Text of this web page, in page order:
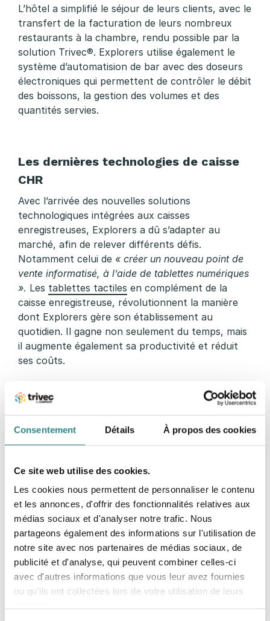
Consentement Détails À propos des cookies
Ce site web utilise des cookies.
Les cookies nous permettent de personnaliser le contenu
et les annonces, d'offrir des fonctionnalités relatives aux
médias sociaux et d'analyser notre trafic. Nous
partageons également des informations sur l'utilisation de
notre site avec nos partenaires de médias sociaux, de
publicité et d'analyse, qui peuvent combiner celles-ci
avec d'autres informations que vous leur avez fournies
ou qu'ils ont collectées lors de votre utilisation de leurs
L’hôtel a simplifié le séjour de leurs clients, avec le
transfert de la facturation de leurs nombreux
restaurants à la chambre, rendu possible par la
solution Trivec®. Explorers utilise également le
système d’automatision de bar avec des doseurs
électroniques qui permettent de contrôler le débit
des boissons, la gestion des volumes et des
quantités servies.
Les dernières technologies de caisse
CHR
Avec l’arrivée des nouvelles solutions
technologiques intégrées aux caisses
enregistreuses, Explorers a dû s’adapter au
marché, afin de relever différents défis.
Notamment celui de « créer un nouveau point de
vente informatisé, à l’aide de tablettes numériques
». Les tablettes tactiles en complément de la
caisse enregistreuse, révolutionnent la manière
dont Explorers gère son établissement au
quotidien. Il gagne non seulement du temps, mais
il augmente également sa productivité et réduit
ses coûts.
Explorers n’a donc plus rien à prouver en tant
qu’hôtel partenaire leader de Disneyland Paris, si
ce n’est qu’à l’avenir, il souhaiterait poursuivre
son développement technologique, comme il l’a
fait pour ses solutions d’encaissement.
évoluera comme nous
évoluons avec la technologie »
Visitez le site d’Explorers
Découvrez plus de cas clients ici »